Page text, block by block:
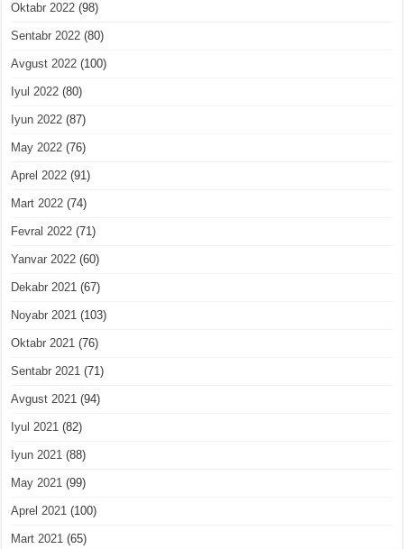
Oktabr 2022 (98)
Sentabr 2022 (80)
Avgust 2022 (100)
Iyul 2022 (80)
Iyun 2022 (87)
May 2022 (76)
Aprel 2022 (91)
Mart 2022 (74)
Fevral 2022 (71)
Yanvar 2022 (60)
Dekabr 2021 (67)
Noyabr 2021 (103)
Oktabr 2021 (76)
Sentabr 2021 (71)
Avgust 2021 (94)
Iyul 2021 (82)
Iyun 2021 (88)
May 2021 (99)
Aprel 2021 (100)
Mart 2021 (65)